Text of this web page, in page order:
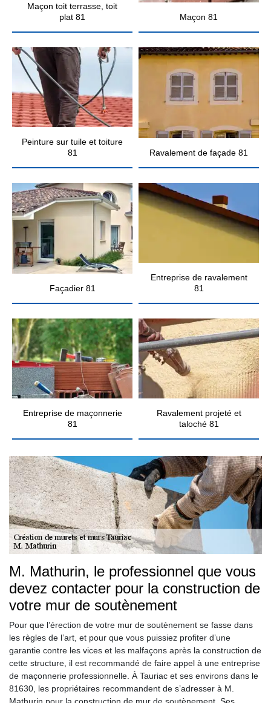
Maçon toit terrasse, toit
plat 81
Maçon 81
Peinture sur tuile et toiture
81
Ravalement de façade 81
Façadier 81
Entreprise de ravalement
81
Entreprise de maçonnerie
81
Ravalement projeté et
taloché 81
M. Mathurin, le professionnel que vous
devez contacter pour la construction de
votre mur de soutènement
Pour que l’érection de votre mur de soutènement se fasse dans
les règles de l’art, et pour que vous puissiez profiter d’une
garantie contre les vices et les malfaçons après la construction de
cette structure, il est recommandé de faire appel à une entreprise
de maçonnerie professionnelle. À Tauriac et ses environs dans le
81630, les propriétaires recommandent de s’adresser à M.